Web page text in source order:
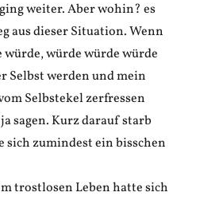
weiter. Aber wohin? es
aus dieser Situation. Wenn
würde, würde würde würde
Selbst werden und mein
Selbstekel zerfressen
sagen. Kurz darauf starb
zumindest ein bisschen
trostlosen Leben hatte sich